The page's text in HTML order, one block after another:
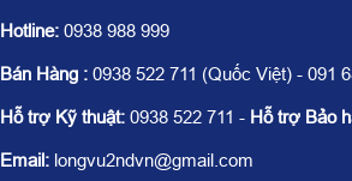
Hotline: 0938 988 999
Bán Hàng : 0938 522 711 (Quốc Việt) - 091
Hỗ trợ Kỹ thuật: 0938 522 711 - Hỗ trợ Bảo
Email: longvu2ndvn@gmail.com